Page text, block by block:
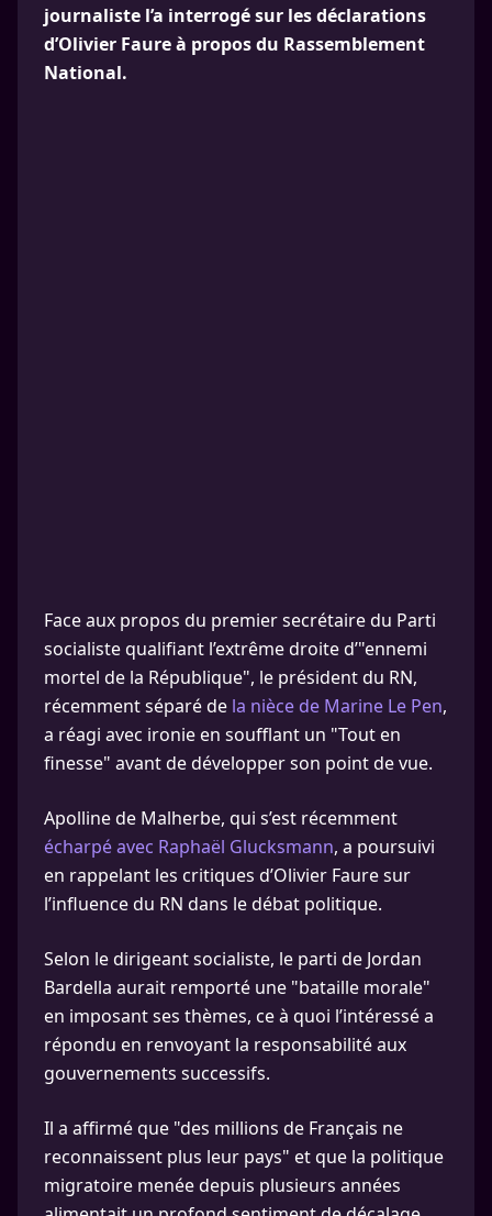
journaliste l’a interrogé sur les déclarations
d’Olivier Faure à propos du Rassemblement
National.
Face aux propos du premier secrétaire du Parti
socialiste qualifiant l’extrême droite d’"ennemi
mortel de la République", le président du RN,
récemment séparé de la nièce de Marine Le Pen,
a réagi avec ironie en soufflant un "Tout en
finesse" avant de développer son point de vue.
Apolline de Malherbe, qui s’est récemment
écharpé avec Raphaël Glucksmann, a poursuivi
en rappelant les critiques d’Olivier Faure sur
l’influence du RN dans le débat politique.
Selon le dirigeant socialiste, le parti de Jordan
Bardella aurait remporté une "bataille morale"
en imposant ses thèmes, ce à quoi l’intéressé a
répondu en renvoyant la responsabilité aux
gouvernements successifs.
Il a affirmé que "des millions de Français ne
reconnaissent plus leur pays" et que la politique
migratoire menée depuis plusieurs années